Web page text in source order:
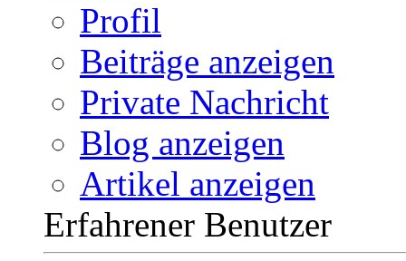
dazu gebeten, das
Dialysepatientin i.v
Kennt einer das
Zitieren